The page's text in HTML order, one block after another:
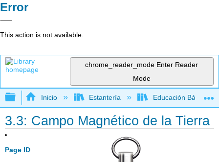
Error
This action is not available.
chrome_reader_mode Enter Reader
Mode
Expandir/contraer jerarquía global
Inicio Estantería Educación Básica
3.3: Campo Magnético de la Tierra
Page ID